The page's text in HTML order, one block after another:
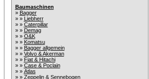
Baumaschinen
» Bagger
» » Liebherr
» » Caterpillar
» » Demag
» » O&K
» » Komatsu
» » Bagger allgemein
» » Volvo & Akerman
» » Fiat & Hitachi
» » Case & Poclain
» » Atlas
» » Zeppelin & Sennebogen